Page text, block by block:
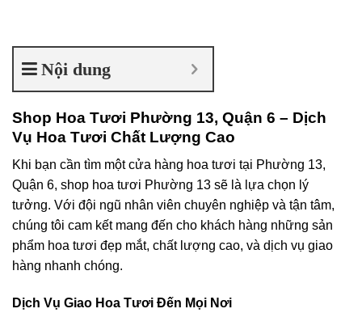
Nội dung
Shop Hoa Tươi Phường 13, Quận 6 – Dịch
Vụ Hoa Tươi Chất Lượng Cao
Khi bạn cần tìm một cửa hàng hoa tươi tại Phường 13,
Quận 6, shop hoa tươi Phường 13 sẽ là lựa chọn lý
tưởng. Với đội ngũ nhân viên chuyên nghiệp và tận tâm,
chúng tôi cam kết mang đến cho khách hàng những sản
phẩm hoa tươi đẹp mắt, chất lượng cao, và dịch vụ giao
hàng nhanh chóng.
Dịch Vụ Giao Hoa Tươi Đến Mọi Nơi